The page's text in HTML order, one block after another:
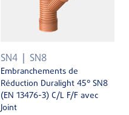
SN4 SN8
Embranchements de
Réduction Duralight 45° SN8
(EN 13476-3) C/L F/F avec
Joint